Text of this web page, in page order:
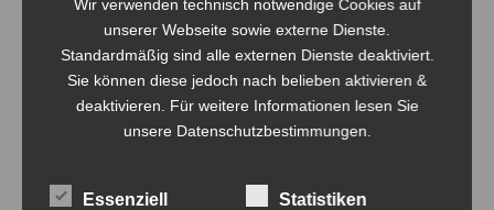
Bericht zum BM-Turnier 2021
14. November 2021
In "Bürgermeisterturnier"
Eberswalder
Bürgermeisterturnier –
28.10.2017
29. Oktober 2017
Wir verwenden technisch notwendige Cookies auf
unserer Webseite sowie externe Dienste.
Standardmäßig sind alle externen Dienste deaktiviert.
Sie können diese jedoch nach belieben aktivieren &
deaktivieren. Für weitere Informationen lesen Sie
unsere Datenschutzbestimmungen.
Essenziell Statistiken